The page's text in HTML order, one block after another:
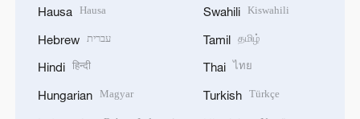
Hausa Hausa
Hebrew עברית
Hindi हिन्दी
Hungarian Magyar
Swahili Kiswahili
Tamil தமிழ்
Thai ไทย
Turkish Türkçe